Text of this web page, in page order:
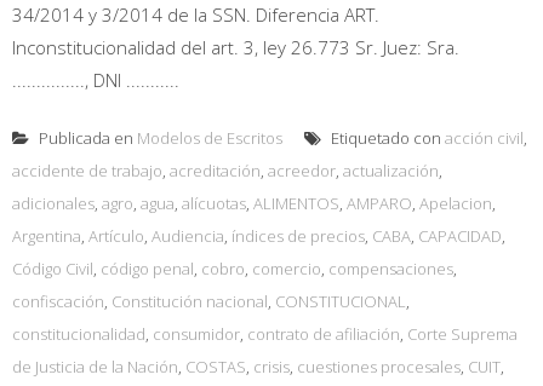
34/2014 y 3/2014 de la SSN. Diferencia ART.
Inconstitucionalidad del art. 3, ley 26.773 Sr. Juez: Sra.
..............., DNI ...........
Publicada en Modelos de Escritos Etiquetado con acción civil,
accidente de trabajo, acreditación, acreedor, actualización,
adicionales, agro, agua, alícuotas, ALIMENTOS, AMPARO, Apelacion,
Argentina, Artículo, Audiencia, índices de precios, CABA, CAPACIDAD,
Código Civil, código penal, cobro, comercio, compensaciones,
confiscación, Constitución nacional, CONSTITUCIONAL,
constitucionalidad, consumidor, contrato de afiliación, Corte Suprema
de Justicia de la Nación, COSTAS, crisis, cuestiones procesales, CUIT,